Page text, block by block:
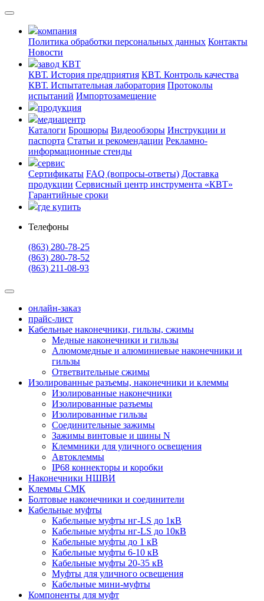
компания
Политика обработки персональных данных Контакты
Новости
завод КВТ
КВТ. История предприятия КВТ. Контроль качества
КВТ. Испытательная лаборатория Протоколы
испытаний Импортозамещение
продукция
медиацентр
Каталоги Брошюры Видеообзоры Инструкции и
паспорта Статьи и рекомендации Рекламно-
информационные стенды
сервис
Сертификаты FAQ (вопросы-ответы) Доставка
продукции Сервисный центр инструмента «КВТ»
Гарантийные сроки
где купить
Телефоны
(863) 280-78-25
(863) 280-78-52
(863) 211-08-93
онлайн-заказ
прайс-лист
Кабельные наконечники, гильзы, сжимы
Медные наконечники и гильзы
Алюмомедные и алюминиевые наконечники и
гильзы
Ответвительные сжимы
Изолированные разъемы, наконечники и клеммы
Изолированные наконечники
Изолированные разъемы
Изолированные гильзы
Соединительные зажимы
Зажимы винтовые и шины N
Клеммники для уличного освещения
Автоклеммы
IP68 коннекторы и коробки
Наконечники НШВИ
Клеммы СМК
Болтовые наконечники и соединители
Кабельные муфты
Кабельные муфты нг-LS до 1кВ
Кабельные муфты нг-LS до 10кВ
Кабельные муфты до 1 кВ
Кабельные муфты 6-10 кВ
Кабельные муфты 20-35 кВ
Муфты для уличного освещения
Кабельные мини-муфты
Компоненты для муфт